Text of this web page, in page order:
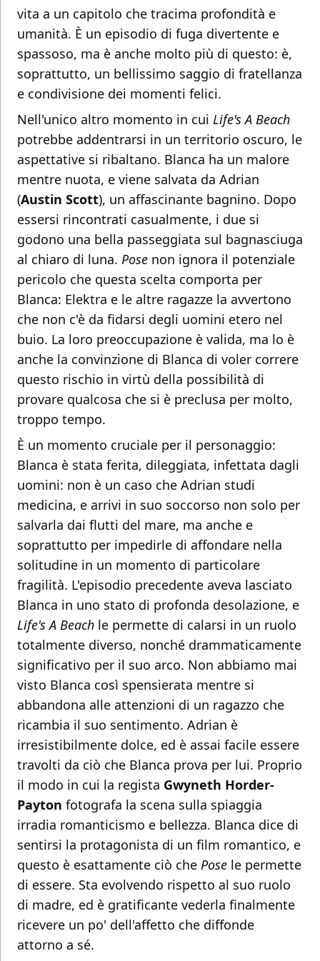
vita a un capitolo che tracima profondità e
umanità. È un episodio di fuga divertente e
spassoso, ma è anche molto più di questo: è,
soprattutto, un bellissimo saggio di fratellanza
e condivisione dei momenti felici.
Nell'unico altro momento in cui Life's A Beach
potrebbe addentrarsi in un territorio oscuro, le
aspettative si ribaltano. Blanca ha un malore
mentre nuota, e viene salvata da Adrian
(Austin Scott), un affascinante bagnino. Dopo
essersi rincontrati casualmente, i due si
godono una bella passeggiata sul bagnasciuga
al chiaro di luna. Pose non ignora il potenziale
pericolo che questa scelta comporta per
Blanca: Elektra e le altre ragazze la avvertono
che non c'è da fidarsi degli uomini etero nel
buio. La loro preoccupazione è valida, ma lo è
anche la convinzione di Blanca di voler correre
questo rischio in virtù della possibilità di
provare qualcosa che si è preclusa per molto,
troppo tempo.
È un momento cruciale per il personaggio:
Blanca è stata ferita, dileggiata, infettata dagli
uomini: non è un caso che Adrian studi
medicina, e arrivi in suo soccorso non solo per
salvarla dai flutti del mare, ma anche e
soprattutto per impedirle di affondare nella
solitudine in un momento di particolare
fragilità. L'episodio precedente aveva lasciato
Blanca in uno stato di profonda desolazione, e
Life's A Beach le permette di calarsi in un ruolo
totalmente diverso, nonché drammaticamente
significativo per il suo arco. Non abbiamo mai
visto Blanca così spensierata mentre si
abbandona alle attenzioni di un ragazzo che
ricambia il suo sentimento. Adrian è
irresistibilmente dolce, ed è assai facile essere
travolti da ciò che Blanca prova per lui. Proprio
il modo in cui la regista Gwyneth Horder-
Payton fotografa la scena sulla spiaggia
irradia romanticismo e bellezza. Blanca dice di
sentirsi la protagonista di un film romantico, e
questo è esattamente ciò che Pose le permette
di essere. Sta evolvendo rispetto al suo ruolo
di madre, ed è gratificante vederla finalmente
ricevere un po' dell'affetto che diffonde
attorno a sé.